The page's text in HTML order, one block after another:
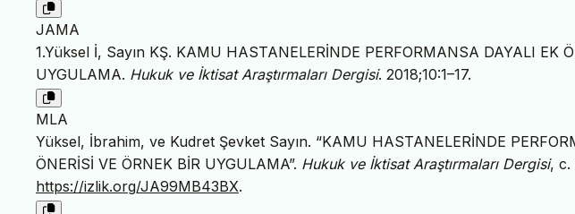
JAMA
1.Yüksel İ, Sayın KŞ. KAMU HASTANELERİNDE PERFORMANSA DAYALI EK
UYGULAMA. Hukuk ve İktisat Araştırmaları Dergisi. 2018;10:1–17.
MLA
Yüksel, İbrahim, ve Kudret Şevket Sayın. “KAMU HASTANELERİNDE
ÖNERİSİ VE ÖRNEK BİR UYGULAMA”. Hukuk ve İktisat Araştırmaları Dergisi, c.
https://izlik.org/JA99MB43BX.